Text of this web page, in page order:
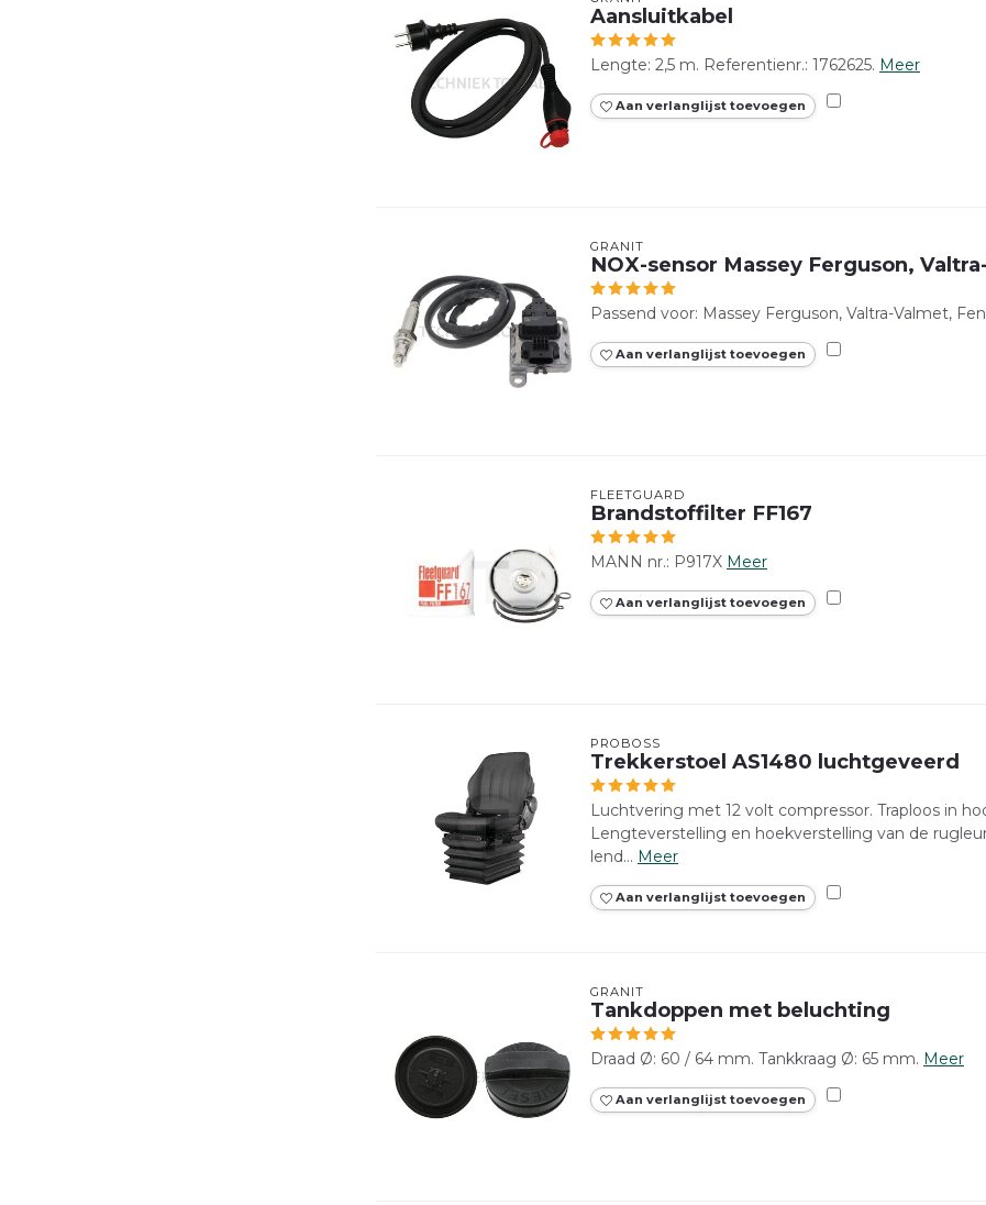
Aansluitkabel
Lengte: 2,5 m. Referentienr.: 1762625. Meer
Aan verlanglijst toevoegen
GRANIT
NOX-sensor Massey Ferguson,
Passend voor: Massey Ferguson, Valtra-Valmet,
Aan verlanglijst toevoegen
FLEETGUARD
Brandstoffilter FF167
MANN nr.: P917X Meer
Aan verlanglijst toevoegen
PROBOSS
Trekkerstoel AS1480 luchtgeveerd
Luchtvering met 12 volt compressor. Traploos in
Lengteverstelling en hoekverstelling van de
lend... Meer
Aan verlanglijst toevoegen
GRANIT
Tankdoppen met beluchting
Draad Ø: 60 / 64 mm. Tankkraag Ø: 65 mm. Meer
Aan verlanglijst toevoegen